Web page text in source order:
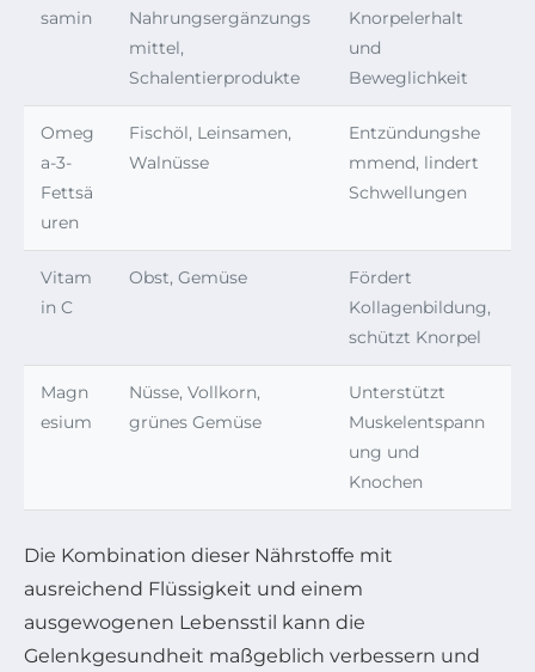
samin
Nahrungsergänzungs
mittel,
Schalentierprodukte
Knorpelerhalt
und
Beweglichkeit
Omeg
a-3-
Fettsä
uren
Fischöl, Leinsamen,
Walnüsse
Entzündungshe
mmend, lindert
Schwellungen
Vitam
in C
Obst, Gemüse
Fördert
Kollagenbildung,
schützt Knorpel
Magn
esium
Nüsse, Vollkorn,
grünes Gemüse
Unterstützt
Muskelentspann
ung und
Knochen
Die Kombination dieser Nährstoffe mit
ausreichend Flüssigkeit und einem
ausgewogenen Lebensstil kann die
Gelenkgesundheit maßgeblich verbessern und